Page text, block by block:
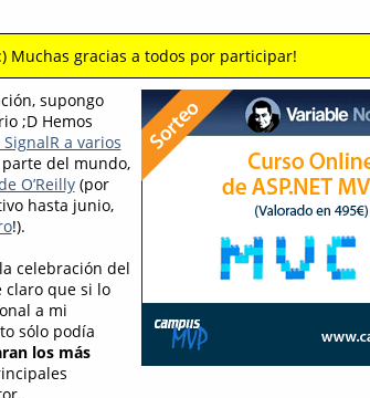
Muchas gracias a todos por participar!
supongo
;D Hemos
a varios
del mundo,
O’Reilly(por
hasta junio,
!).
celebración del
claro que si lo
a mi
sólo podía
los más